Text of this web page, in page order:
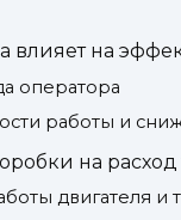
влияет на
оператора
работы и
на расход
двигателя и